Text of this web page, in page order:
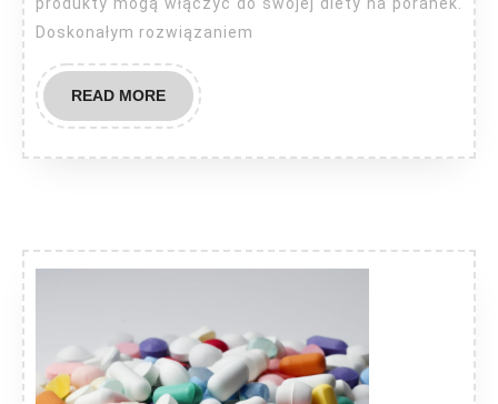
Doskonałym rozwiązaniem
READ MOREREAD
MORE